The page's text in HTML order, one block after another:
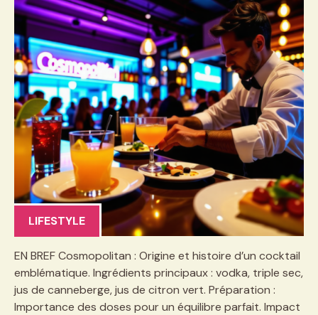
LIFESTYLE
EN BREF Cosmopolitan : Origine et histoire d’un cocktail
emblématique. Ingrédients principaux : vodka, triple sec,
jus de canneberge, jus de citron vert. Préparation :
Importance des doses pour un équilibre parfait. Impact